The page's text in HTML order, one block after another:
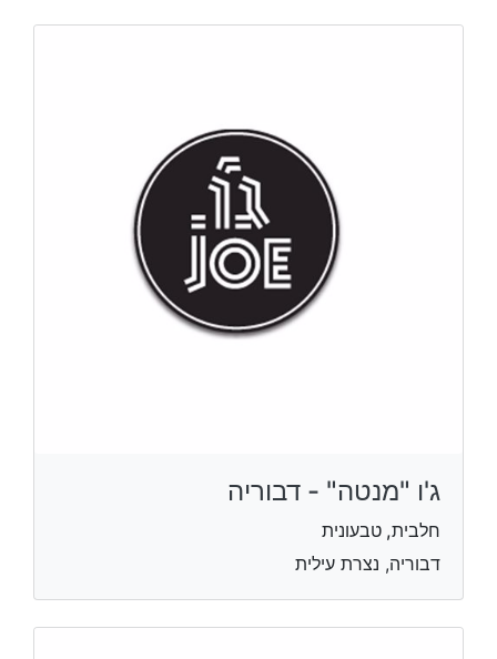
ג'ו "מנטה" - דבוריה
חלבית, טבעונית
דבוריה, נצרת עילית